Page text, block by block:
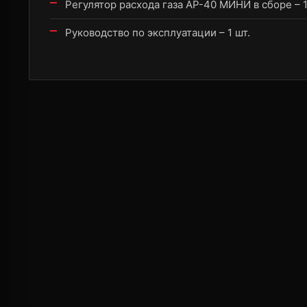
Регулятор расхода газа АР-40 МИНИ в сборе –
Руководство по эксплуатации – 1 шт.